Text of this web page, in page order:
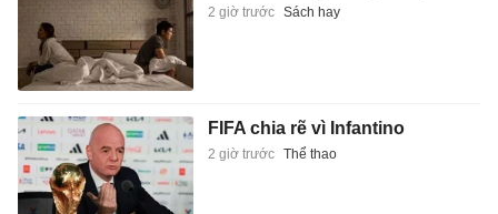
2 giờ trước Sách hay
FIFA chia rẽ vì Infantino
2 giờ trước Thể thao